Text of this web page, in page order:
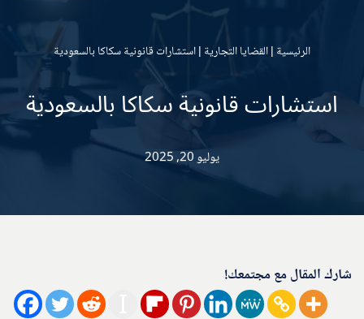
الرئيسية |القضايا التجارية |استشارات قانونية سكاكا بالسعودية
استشارات قانونية سكاكا بالسعودية
يوليو 20, 2025
شارك المقال مع مجتمعك!